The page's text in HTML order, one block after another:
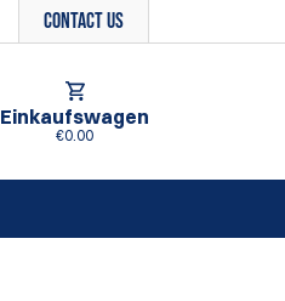
Contact Us
Einkaufswagen
€0.00